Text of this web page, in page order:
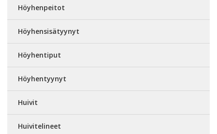
Höyhenpeitot
Höyhensisätyynyt
Höyhentiput
Höyhentyynyt
Huivit
Huivitelineet